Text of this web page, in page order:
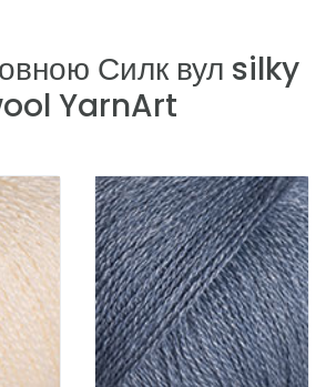
Силк вул silky
YarnArt